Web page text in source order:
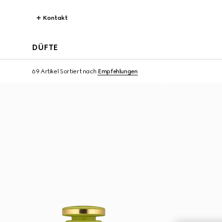
Kontakt
DÜFTE
69 Artikel Sortiert nach Empfehlungen